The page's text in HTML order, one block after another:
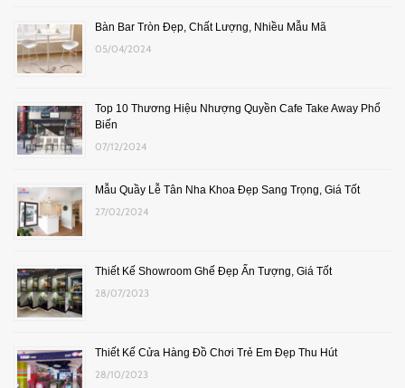
Bàn Bar Tròn Đẹp, Chất Lượng, Nhiều Mẫu Mã
05/04/2024
Top 10 Thương Hiệu Nhượng Quyền Cafe Take Away Phổ
Biến
07/12/2024
Mẫu Quầy Lễ Tân Nha Khoa Đẹp Sang Trọng, Giá Tốt
27/02/2024
Thiết Kế Showroom Ghế Đẹp Ấn Tượng, Giá Tốt
28/07/2023
Thiết Kế Cửa Hàng Đồ Chơi Trẻ Em Đẹp Thu Hút
28/10/2023